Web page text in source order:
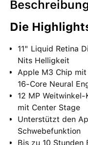
Die
11" Liquid Retina
Nits Helligkeit
Apple M3 Chip
16-Core Neural
12 MP
mit Center Stage
Unterstützt den
Schwebefunktion
Bis zu 10